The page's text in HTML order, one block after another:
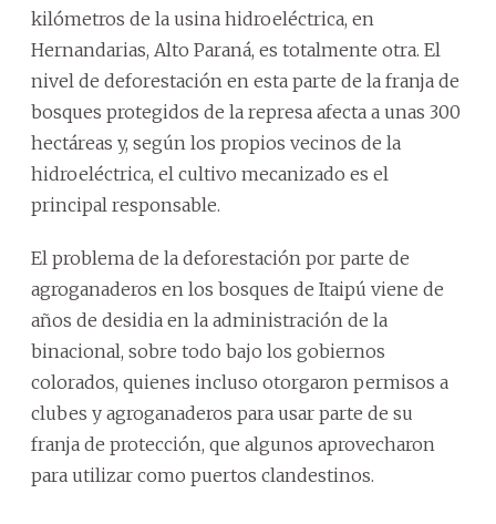
kilómetros de la usina hidroeléctrica, en
Hernandarias, Alto Paraná, es totalmente otra. El
nivel de deforestación en esta parte de la franja de
bosques protegidos de la represa afecta a unas 300
hectáreas y, según los propios vecinos de la
hidroeléctrica, el cultivo mecanizado es el
principal responsable.
El problema de la deforestación por parte de
agroganaderos en los bosques de Itaipú viene de
años de desidia en la administración de la
binacional, sobre todo bajo los gobiernos
colorados, quienes incluso otorgaron permisos a
clubes y agroganaderos para usar parte de su
franja de protección, que algunos aprovecharon
para utilizar como puertos clandestinos.